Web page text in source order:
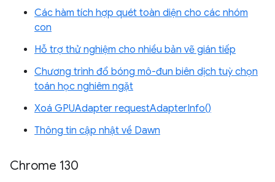
Các hàm tích hợp quét toàn diện cho các nhóm
con
Hỗ trợ thử nghiệm cho nhiều bản vẽ gián tiếp
Chương trình đổ bóng mô-đun biên dịch tuỳ chọn
toán học nghiêm ngặt
Xoá GPUAdapter requestAdapterInfo()
Thông tin cập nhật về Dawn
Chrome 130